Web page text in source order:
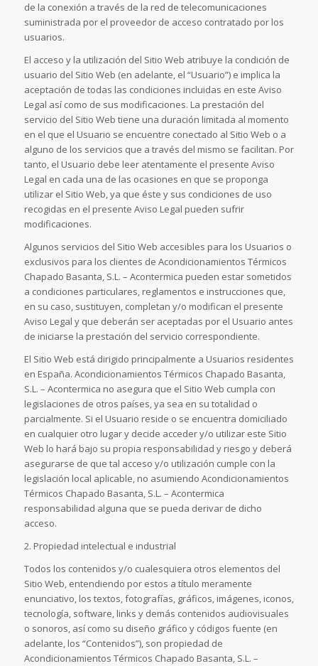
de la conexión a través de la red de telecomunicaciones
suministrada por el proveedor de acceso contratado por los
usuarios.
El acceso y la utilización del Sitio Web atribuye la condición de
usuario del Sitio Web (en adelante, el “Usuario”) e implica la
aceptación de todas las condiciones incluidas en este Aviso
Legal así como de sus modificaciones. La prestación del
servicio del Sitio Web tiene una duración limitada al momento
en el que el Usuario se encuentre conectado al Sitio Web o a
alguno de los servicios que a través del mismo se facilitan. Por
tanto, el Usuario debe leer atentamente el presente Aviso
Legal en cada una de las ocasiones en que se proponga
utilizar el Sitio Web, ya que éste y sus condiciones de uso
recogidas en el presente Aviso Legal pueden sufrir
modificaciones.
Algunos servicios del Sitio Web accesibles para los Usuarios o
exclusivos para los clientes de Acondicionamientos Térmicos
Chapado Basanta, S.L. – Acontermica pueden estar sometidos
a condiciones particulares, reglamentos e instrucciones que,
en su caso, sustituyen, completan y/o modifican el presente
Aviso Legal y que deberán ser aceptadas por el Usuario antes
de iniciarse la prestación del servicio correspondiente.
El Sitio Web está dirigido principalmente a Usuarios residentes
en España. Acondicionamientos Térmicos Chapado Basanta,
S.L. – Acontermica no asegura que el Sitio Web cumpla con
legislaciones de otros países, ya sea en su totalidad o
parcialmente. Si el Usuario reside o se encuentra domiciliado
en cualquier otro lugar y decide acceder y/o utilizar este Sitio
Web lo hará bajo su propia responsabilidad y riesgo y deberá
asegurarse de que tal acceso y/o utilización cumple con la
legislación local aplicable, no asumiendo Acondicionamientos
Térmicos Chapado Basanta, S.L. – Acontermica
responsabilidad alguna que se pueda derivar de dicho
acceso.
2. Propiedad intelectual e industrial
Todos los contenidos y/o cualesquiera otros elementos del
Sitio Web, entendiendo por estos a título meramente
enunciativo, los textos, fotografías, gráficos, imágenes, iconos,
tecnología, software, links y demás contenidos audiovisuales
o sonoros, así como su diseño gráfico y códigos fuente (en
adelante, los “Contenidos”), son propiedad de
Acondicionamientos Térmicos Chapado Basanta, S.L. –